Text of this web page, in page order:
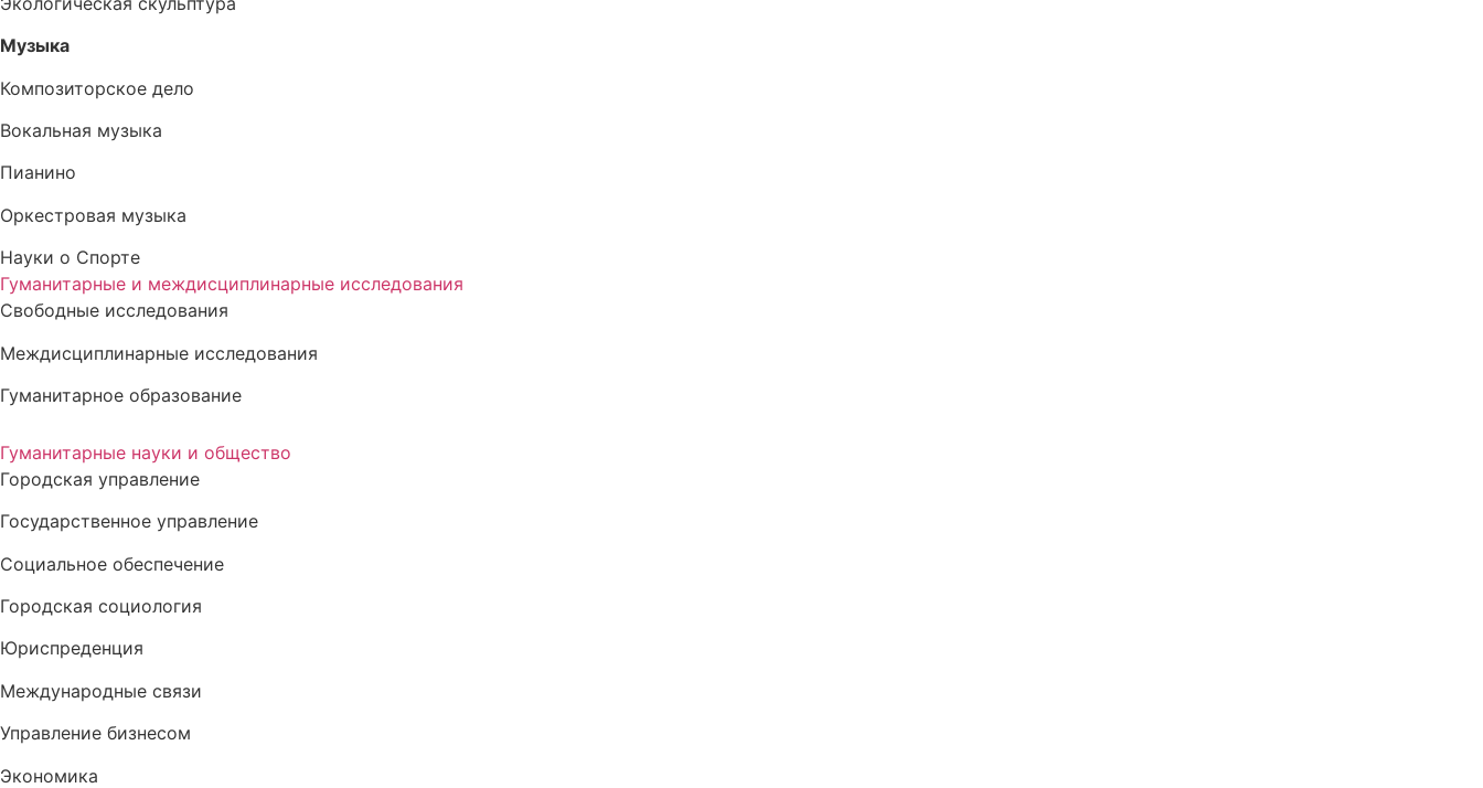
Музыка
Композиторское дело
Вокальная музыка
Пианино
Оркестровая музыка
Науки о Спорте
Гуманитарные и междисциплинарные исследования
Свободные исследования
Междисциплинарные исследования
Гуманитарное образование
Гуманитарные науки и общество
Городская управление
Государственное управление
Социальное обеспечение
Городская социология
Юриспреденция
Международные связи
Управление бизнесом
Экономика